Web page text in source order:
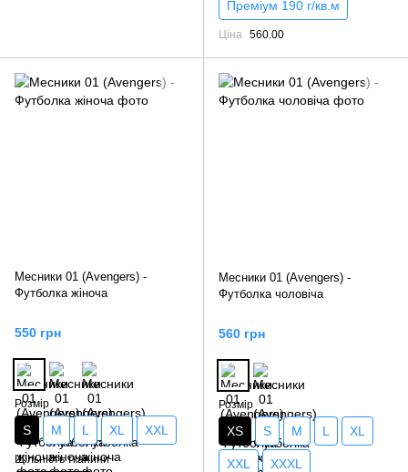
Преміум 190 г/кв.м
Ціна 560.00
Месники 01 (Avengers) -
Футболка жіноча
550 грн
Розмір
S M L XL XXL
Щільність тканини
Месники 01 (Avengers) -
Футболка чоловіча
560 грн
Розмір
XS S M L XL
XXL XXXL